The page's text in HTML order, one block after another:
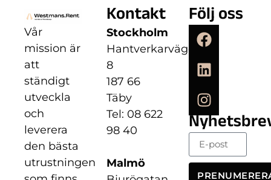
Vår
mission är
att
ständigt
utveckla
och
leverera
den bästa
utrustningen
Kontakt
Stockholm
Hantverkarvägen
8
187 66
Täby
Tel: 08 622
98 40
Malmö
Följ oss